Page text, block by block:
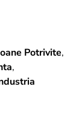
Potrivite,
,